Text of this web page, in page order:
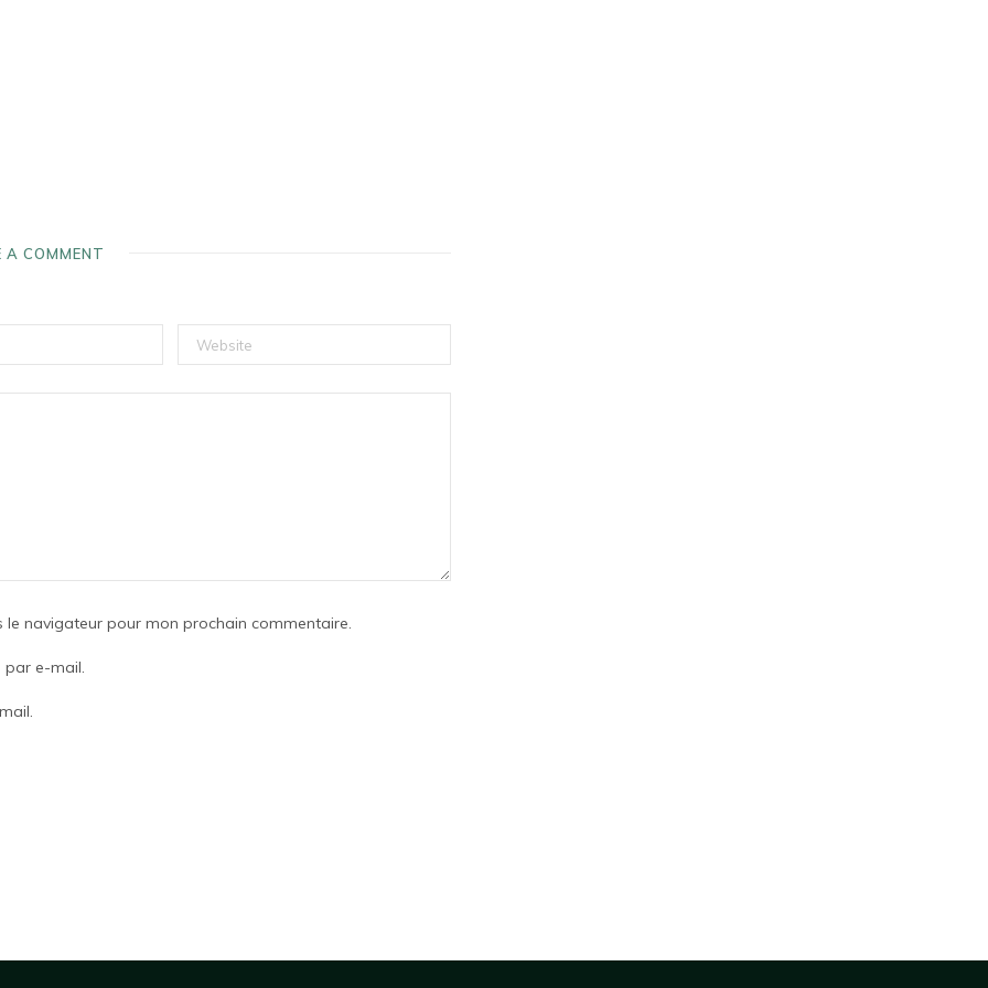
A COMMENT
navigateur pour mon prochain commentaire.
par e-mail.